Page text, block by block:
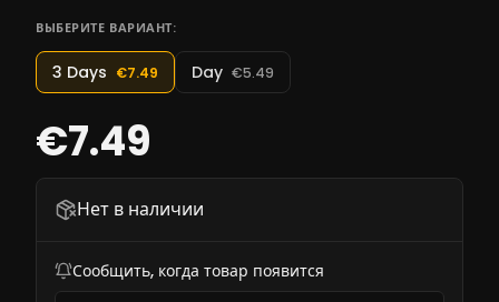
ВЫБЕРИТЕ ВАРИАНТ:
3 Days €7.49 Day €5.49
€7.49
Нет в наличии
Сообщить, когда товар появится